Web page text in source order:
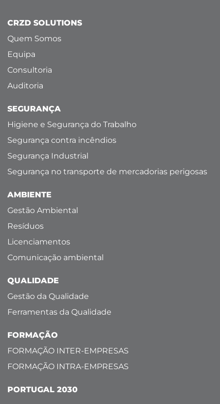
CRZD SOLUTIONS
Quem Somos
Equipa
Consultoria
Auditoria
SEGURANÇA
Higiene e Segurança do Trabalho
Segurança contra incêndios
Segurança Industrial
Segurança no transporte de mercadorias perigosas
AMBIENTE
Gestão Ambiental
Resíduos
Licenciamentos
Comunicação ambiental
QUALIDADE
Gestão da Qualidade
Ferramentas da Qualidade
FORMAÇÃO
FORMAÇÃO INTER-EMPRESAS
FORMAÇÃO INTRA-EMPRESAS
PORTUGAL 2030